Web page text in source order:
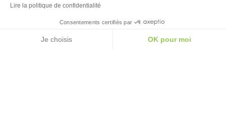
Lire la politique de confidentialité
Consentements certifiés par
Je choisis
OK pour moi